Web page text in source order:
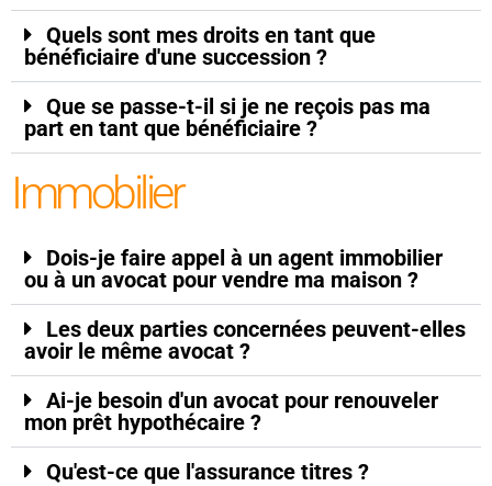
Quels sont mes droits en tant que
bénéficiaire d'une succession ?
Que se passe-t-il si je ne reçois pas ma
part en tant que bénéficiaire ?
Immobilier
Dois-je faire appel à un agent immobilier
ou à un avocat pour vendre ma maison ?
Les deux parties concernées peuvent-elles
avoir le même avocat ?
Ai-je besoin d'un avocat pour renouveler
mon prêt hypothécaire ?
Qu'est-ce que l'assurance titres ?